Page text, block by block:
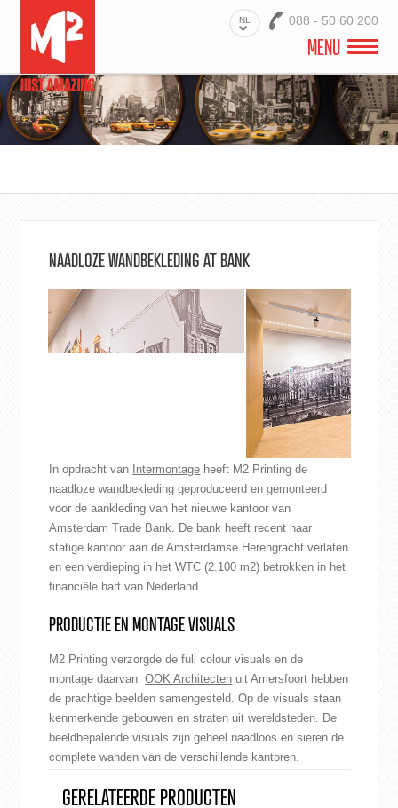
NL 088 - 50 60 200
MENU
M2 INTERIEUR
INTERIEURPROJECTEN
NAADLOZE WANDBEKLEDING AT BANK
In opdracht van Intermontage heeft M2 Printing de
naadloze wandbekleding geproduceerd en gemonteerd
voor de aankleding van het nieuwe kantoor van
Amsterdam Trade Bank. De bank heeft recent haar
statige kantoor aan de Amsterdamse Herengracht verlaten
en een verdieping in het WTC (2.100 m2) betrokken in het
financiële hart van Nederland.
PRODUCTIE EN MONTAGE VISUALS
M2 Printing verzorgde de full colour visuals en de
montage daarvan.OOK Architecten uit Amersfoort hebben
de prachtige beelden samengesteld. Op de visuals staan
kenmerkende gebouwen en straten uit wereldsteden. De
beeldbepalende visuals zijn geheel naadloos en sieren de
complete wanden van de verschillende kantoren.
GERELATEERDE PRODUCTEN